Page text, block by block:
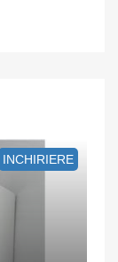
INCHIRIERE